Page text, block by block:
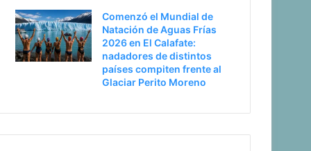
Comenzó el Mundial de
Natación de Aguas Frías
2026 en El Calafate:
nadadores de distintos
países compiten frente al
Glaciar Perito Moreno